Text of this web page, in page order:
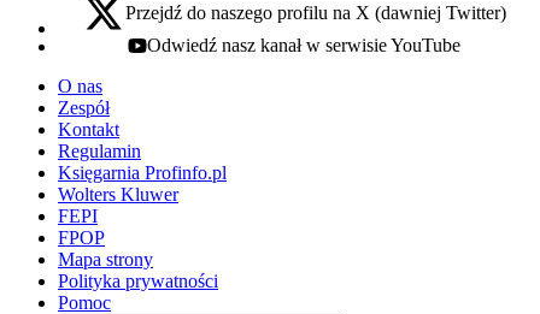
x - otwiera się w nowej karcie
Przejdź do naszego profilu na X (dawniej Twitter)
youtube - otwiera się w nowej karcie
Odwiedź nasz kanał w serwisie YouTube
O nas
Zespół
Kontakt
Regulamin
Księgarnia Profinfo.pl
Wolters Kluwer
FEPI
FPOP
Mapa strony
Polityka prywatności
Pomoc